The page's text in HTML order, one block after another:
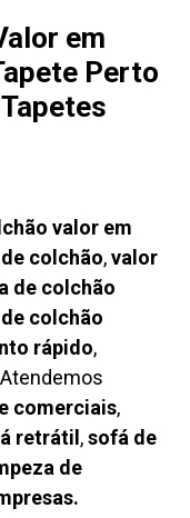
em
Perto
valor em
colchão,valor
de colchão
colchão
rápido,
comerciais,
retrátil,sofá de
de